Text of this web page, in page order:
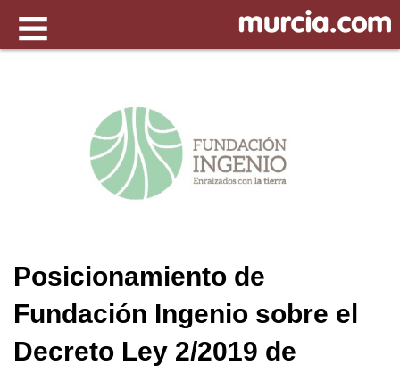
Posicionamiento de
Fundación Ingenio sobre el
Decreto Ley 2/2019 de